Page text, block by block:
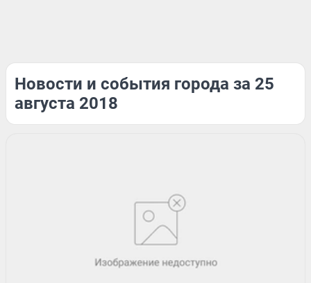
Новости и события города за 25
августа 2018